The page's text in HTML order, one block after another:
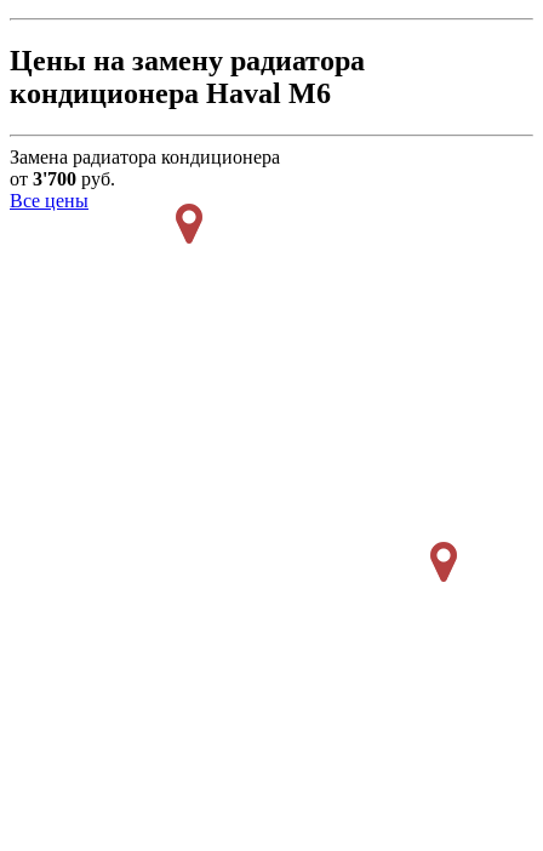
Цены на замену радиатора
кондиционера Haval M6
Замена радиатора кондиционера
от 3'700 руб.
Все цены